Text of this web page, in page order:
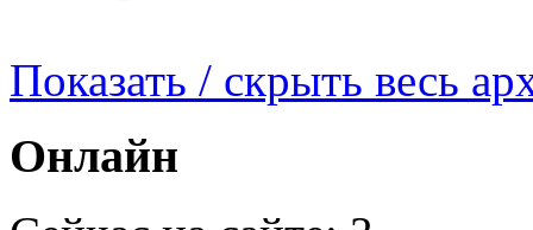
Показать / скрыть весь
Онлайн